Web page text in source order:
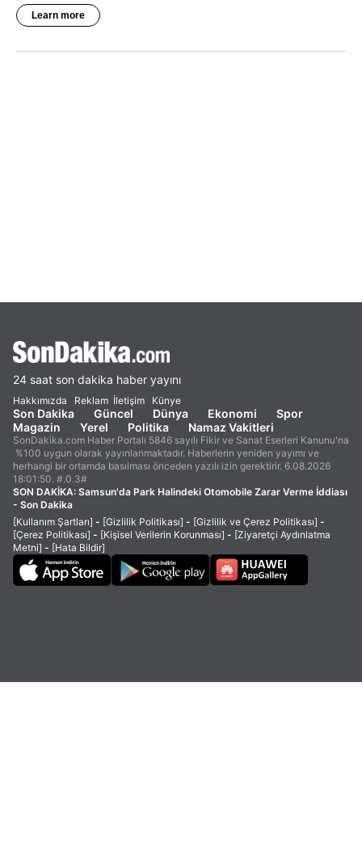
24 saat son dakika haber yayını
Hakkımızda Reklam İletişim Künye
Son Dakika Güncel Dünya Ekonomi
Spor
Magazin
Yerel Politika Namaz Vakitleri
SonDakika.com Haber Portalı 5846 sayılı Fikir ve Sanat Eserleri Kanunu'na
%100 uygun olarak yayınlanmaktadır. Haberlerin yeniden yayımı ve
herhangi bir ortamda basılması önceden yazılı izin gerektirir. 6.08.2026
18:01:50. #.0.3#
SON DAKİKA: Samsun'da Park Halindeki Otomobile Zarar Verme İddiası
- Son Dakika
[Kullanım Şartları] - [Gizlilik Politikası] - [Gizlilik ve Çerez Politikası] -
[Çerez Politikası] - [Kişisel Verilerin Korunması] - [Ziyaretçi Aydınlatma
Metni] - [Hata Bildir]